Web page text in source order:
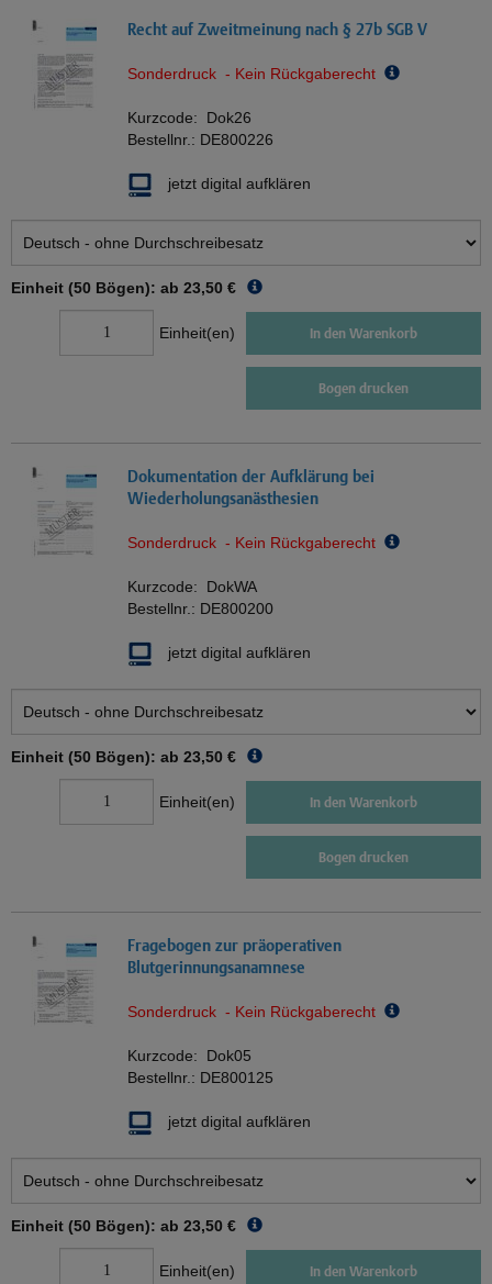
Recht auf Zweitmeinung nach § 27b SGB V
Sonderdruck - Kein Rückgaberecht
Kurzcode: Dok26
Bestellnr.: DE800226
jetzt digital aufklären
Einheit (50 Bögen): ab 23,50 €
Einheit(en) In den Warenkorb
Bogen drucken
Dokumentation der Aufklärung bei
Wiederholungsanästhesien
Sonderdruck - Kein Rückgaberecht
Kurzcode: DokWA
Bestellnr.: DE800200
jetzt digital aufklären
Einheit (50 Bögen): ab 23,50 €
Einheit(en) In den Warenkorb
Bogen drucken
Fragebogen zur präoperativen
Blutgerinnungsanamnese
Sonderdruck - Kein Rückgaberecht
Kurzcode: Dok05
Bestellnr.: DE800125
jetzt digital aufklären
Einheit (50 Bögen): ab 23,50 €
Einheit(en) In den Warenkorb